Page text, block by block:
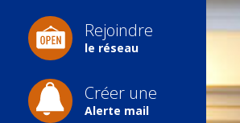
Rejoindre
le réseau
Créer une
Alerte mail